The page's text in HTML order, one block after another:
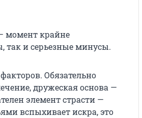
момент крайне
так и серьезные минусы.
Обязательно
дружеская основа —
элемент страсти —
вспыхивает искра, это